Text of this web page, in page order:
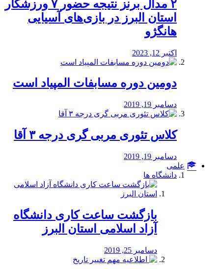
۲ مدال برنز نتیجه حضور ۷ ورزشکار
استان البرز در بازی‌های آسیایی
هانگژو
اکتبر 12, 2023
دومین دوره مسابفات المپیاد است
دسامبر 19, 2019
کلاس تئوری مربی گری درجه ۳ آقا
دسامبر 19, 2019
علمی
دانشگاه ها
بازگشت ساعت کاری دانشگاه
آزاد اسلامی استان البرز
دسامبر 25, 2019